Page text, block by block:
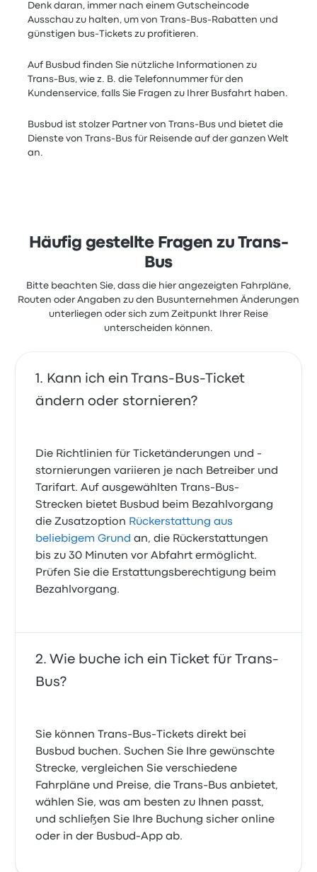
Denk daran, immer nach einem Gutscheincode
Ausschau zu halten, um von Trans-Bus-Rabatten und
günstigen bus-Tickets zu profitieren.
Auf Busbud finden Sie nützliche Informationen zu
Trans-Bus, wie z. B. die Telefonnummer für den
Kundenservice, falls Sie Fragen zu Ihrer Busfahrt haben.
Busbud ist stolzer Partner von Trans-Bus und bietet die
Dienste von Trans-Bus für Reisende auf der ganzen Welt
an.
Häufig gestellte Fragen zu Trans-
Bus
Bitte beachten Sie, dass die hier angezeigten Fahrpläne,
Routen oder Angaben zu den Busunternehmen Änderungen
unterliegen oder sich zum Zeitpunkt Ihrer Reise
unterscheiden können.
Kann ich ein Trans-Bus-Ticket
ändern oder stornieren?
Die Richtlinien für Ticketänderungen und -
stornierungen variieren je nach Betreiber und
Tarifart. Auf ausgewählten Trans-Bus-
Strecken bietet Busbud beim Bezahlvorgang
die Zusatzoption Rückerstattung aus
beliebigem Grund an, die Rückerstattungen
bis zu 30 Minuten vor Abfahrt ermöglicht.
Prüfen Sie die Erstattungsberechtigung beim
Bezahlvorgang.
Wie buche ich ein Ticket für Trans-
Bus?
Sie können Trans-Bus-Tickets direkt bei
Busbud buchen. Suchen Sie Ihre gewünschte
Strecke, vergleichen Sie verschiedene
Fahrpläne und Preise, die Trans-Bus anbietet,
wählen Sie, was am besten zu Ihnen passt,
und schließen Sie Ihre Buchung sicher online
oder in der Busbud-App ab.